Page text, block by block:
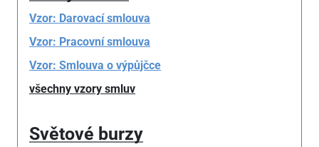
Vzor: Darovací smlouva
Vzor: Pracovní smlouva
Vzor: Smlouva o výpůjčce
všechny vzory smluv
Světové burzy